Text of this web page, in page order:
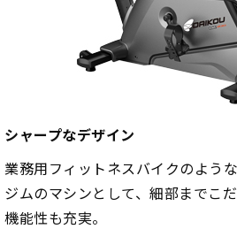
シャープなデザイン
業務用フィットネスバイクのよう
ジムのマシンとして、細部までこ
機能性も充実。